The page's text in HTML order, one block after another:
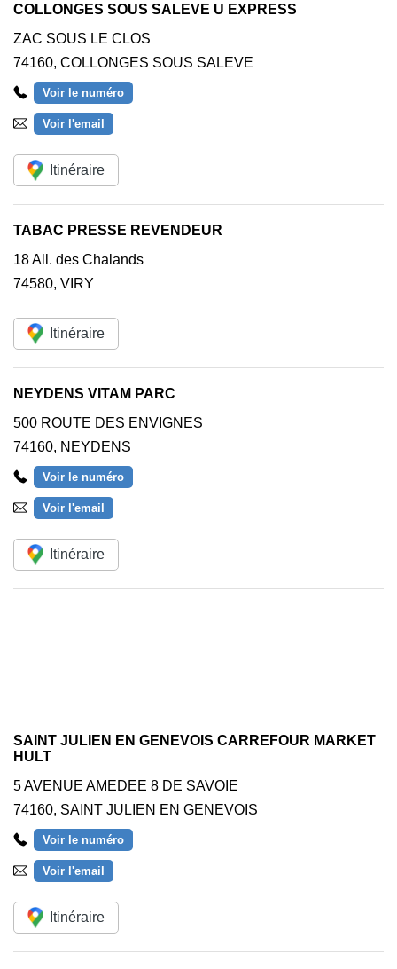
COLLONGES SOUS SALEVE U EXPRESS
ZAC SOUS LE CLOS
74160, COLLONGES SOUS SALEVE
Voir le numéro
Voir l'email
Itinéraire
TABAC PRESSE REVENDEUR
18 All. des Chalands
74580, VIRY
Itinéraire
NEYDENS VITAM PARC
500 ROUTE DES ENVIGNES
74160, NEYDENS
Voir le numéro
Voir l'email
Itinéraire
SAINT JULIEN EN GENEVOIS CARREFOUR MARKET
HULT
5 AVENUE AMEDEE 8 DE SAVOIE
74160, SAINT JULIEN EN GENEVOIS
Voir le numéro
Voir l'email
Itinéraire